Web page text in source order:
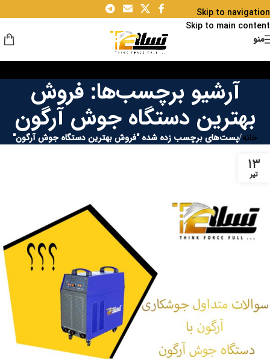
Skip to navigation
Skip to main content
منو
آرشیو برچسب‌ها: فروش
بهترین دستگاه جوش آرگون
خانه/پست‌های برچسب زده شده "فروش بهترین دستگاه جوش آرگون"
۱۳
تیر